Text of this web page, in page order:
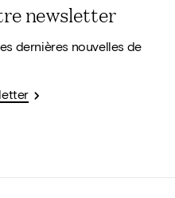
newsletter
dernières nouvelles de